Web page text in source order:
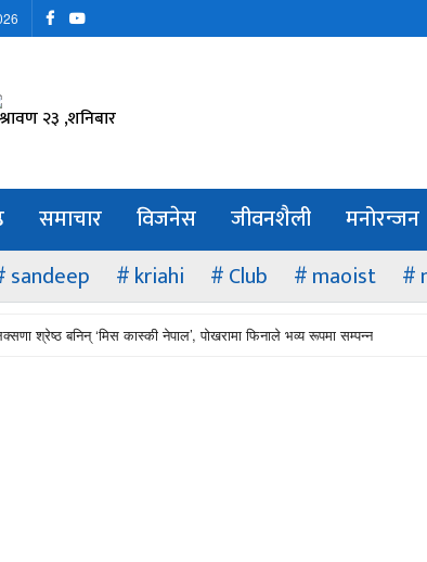
२३ ,शनिबार
समाचार विजनेस जीवनशैली मनोरन्जन
sandeep kriahi Club maoist
श्रेष्ठ बनिन् ‘मिस कास्की नेपाल’, पोखरामा फिनाले भव्य रूपमा सम्पन्न